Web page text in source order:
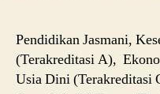
Pendidikan Jasmani,
(Terakreditasi A),
Usia Dini (Terakreditasi